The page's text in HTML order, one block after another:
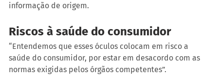
informação de origem.
Riscos à saúde do consumidor
“Entendemos que esses óculos colocam em risco a
saúde do consumidor, por estar em desacordo com as
normas exigidas pelos órgãos competentes”.